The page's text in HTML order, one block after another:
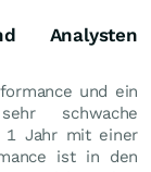
Analysten
und ein
schwache
1 Jahr mit einer
ist in den